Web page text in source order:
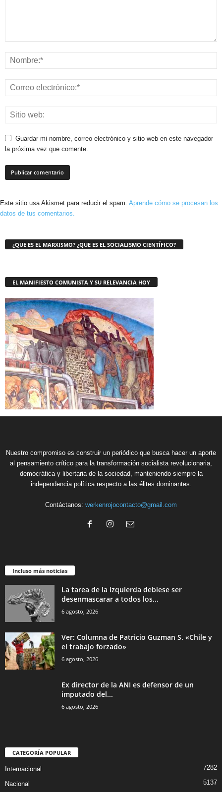
Guardar mi nombre, correo electrónico y sitio web en este navegador
la próxima vez que comente.
Este sitio usa Akismet para reducir el spam. Aprende cómo se procesan los
datos de tus comentarios.
¿QUE ES EL MARXISMO? ¿QUE ES EL SOCIALISMO CIENTÍFICO?
EL MANIFIESTO COMUNISTA Y SU RELEVANCIA HOY
Nuestro compromiso es construir un periódico que busca hacer un aporte
al pensamiento crítico para la transformación socialista revolucionaria,
democrática y libertaria de la sociedad, manteniendo siempre la
independencia política respecto a las élites dominantes.
Contáctanos: werkenrojocontacto@gmail.com
Incluso más noticias
La tarea de la izquierda debiese ser
desenmascarar a todos los...
6 agosto, 2026
Ver: Columna de Patricio Guzman S. «Chile y
el trabajo forzado»
6 agosto, 2026
Ex director de la ANI es defensor de un
imputado del...
6 agosto, 2026
CATEGORÍA POPULAR
Internacional 7282
Nacional 5137